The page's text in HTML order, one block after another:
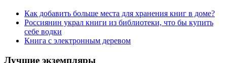
Как добавить больше места для хранения книг в доме?
Россиянин украл книги из библиотеки, что бы купить
себе водки
Книга с электронным деревом
Лучшие экземпляры